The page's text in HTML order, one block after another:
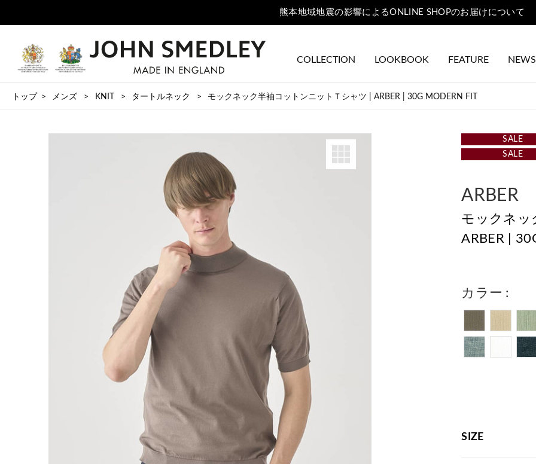
熊本地域地震の影響によるONLINE SHOPのお届けについて
COLLECTION LOOKBOOK FEATURE NEWS
トップ メンズ KNIT タートルネック モックネック半袖コットンニットＴシャツ | ARBER | 30G MODERN FIT
SALE
SALE
ARBER
モックネッ
ARBER |
カラー
SIZE